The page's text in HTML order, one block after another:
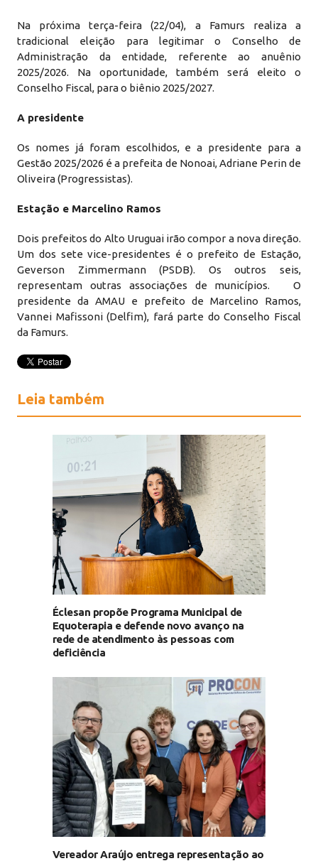
Na próxima terça-feira (22/04), a Famurs realiza a
tradicional eleição para legitimar o Conselho de
Administração da entidade, referente ao anuênio
2025/2026. Na oportunidade, também será eleito o
Conselho Fiscal, para o biênio 2025/2027.
A presidente
Os nomes já foram escolhidos, e a presidente para a
Gestão 2025/2026 é a prefeita de Nonoai, Adriane Perin de
Oliveira (Progressistas).
Estação e Marcelino Ramos
Dois prefeitos do Alto Uruguai irão compor a nova direção.
Um dos sete vice-presidentes é o prefeito de Estação,
Geverson Zimmermann (PSDB). Os outros seis,
representam outras associações de municípios. O
presidente da AMAU e prefeito de Marcelino Ramos,
Vannei Mafissoni (Delfim), fará parte do Conselho Fiscal
da Famurs.
Leia também
Éclesan propõe Programa Municipal de
Equoterapia e defende novo avanço na
rede de atendimento às pessoas com
deficiência
Vereador Araújo entrega representação ao